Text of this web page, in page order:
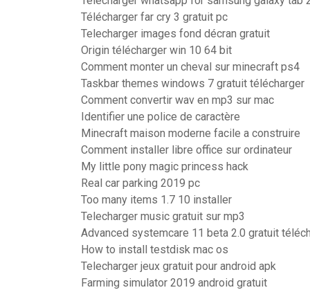
Télécharger far cry 3 gratuit pc
Telecharger images fond décran gratuit
Origin télécharger win 10 64 bit
Comment monter un cheval sur minecraft ps4
Taskbar themes windows 7 gratuit télécharger
Comment convertir wav en mp3 sur mac
Identifier une police de caractère
Minecraft maison moderne facile a construire
Comment installer libre office sur ordinateur
My little pony magic princess hack
Real car parking 2019 pc
Too many items 1.7 10 installer
Telecharger music gratuit sur mp3
Advanced systemcare 11 beta 2.0 gratuit
How to install testdisk mac os
Telecharger jeux gratuit pour android apk
Farming simulator 2019 android gratuit